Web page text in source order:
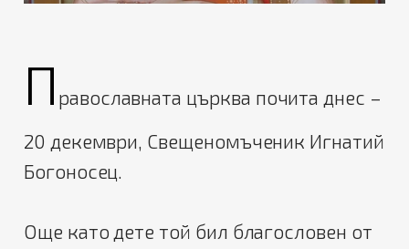
П равославната църква почита днес –
20 декември, Свещеномъченик Игнатий
Богоносец.
Още като дете той бил благословен от